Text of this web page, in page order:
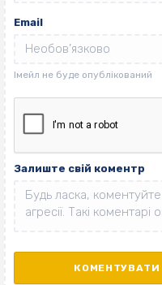
Email
Залиште свій коментр